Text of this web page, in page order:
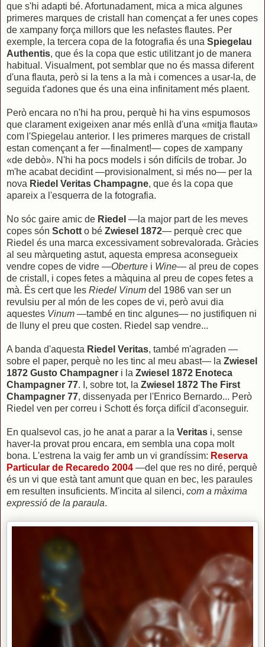
que s'hi adapti bé. Afortunadament, mica a mica algunes
primeres marques de cristall han començat a fer unes copes
de xampany força millors que les nefastes flautes. Per
exemple, la tercera copa de la fotografia és una Spiegelau
Authentis, que és la copa que estic utilitzant jo de manera
habitual. Visualment, pot semblar que no és massa diferent
d'una flauta, però si la tens a la mà i comences a usar-la, de
seguida t'adones que és una eina infinitament més plaent.
Però encara no n'hi ha prou, perquè hi ha vins espumosos
que clarament exigeixen anar més enllà d'una «mitja flauta»
com l'Spiegelau anterior. I les primeres marques de cristall
estan començant a fer —finalment!— copes de xampany
«de debò». N'hi ha pocs models i són difícils de trobar. Jo
m'he acabat decidint —provisionalment, si més no— per la
nova Riedel Veritas Champagne, que és la copa que
apareix a l'esquerra de la fotografia.
No sóc gaire amic de Riedel —la major part de les meves
copes són Schott o bé Zwiesel 1872— perquè crec que
Riedel és una marca excessivament sobrevalorada. Gràcies
al seu màrqueting astut, aquesta empresa aconsegueix
vendre copes de vidre —Oberture i Wine— al preu de copes
de cristall, i copes fetes a màquina al preu de copes fetes a
mà. És cert que les Riedel Vinum del 1986 van ser un
revulsiu per al món de les copes de vi, però avui dia
aquestes Vinum —també en tinc algunes— no justifiquen ni
de lluny el preu que costen. Riedel sap vendre...
A banda d'aquesta Riedel Veritas, també m'agraden —
sobre el paper, perquè no les tinc al meu abast— la Zwiesel
1872 Gusto Champagner i la Zwiesel 1872 Enoteca
Champagner 77. I, sobre tot, la Zwiesel 1872 The First
Champagner 77, dissenyada per l'Enrico Bernardo... Però
Riedel ven per correu i Schott és força difícil d'aconseguir.
En qualsevol cas, jo he anat a parar a la Veritas i, sense
haver-la provat prou encara, em sembla una copa molt
bona. L'estrena la vaig fer amb un vi grandíssim: Reserva
Particular de Recaredo 2004 —del que res no diré, perquè
és un vi que està tant amunt que quan en bec, les paraules
em resulten insuficients. M'incita al silenci, com a màxima
expressió de la paraula.